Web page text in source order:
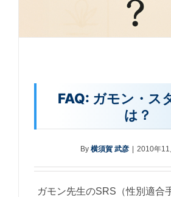
FAQ: ガモン・ス
は？
By 横須賀 武彦 | 2010年11
ガモン先生のSRS（性別適合